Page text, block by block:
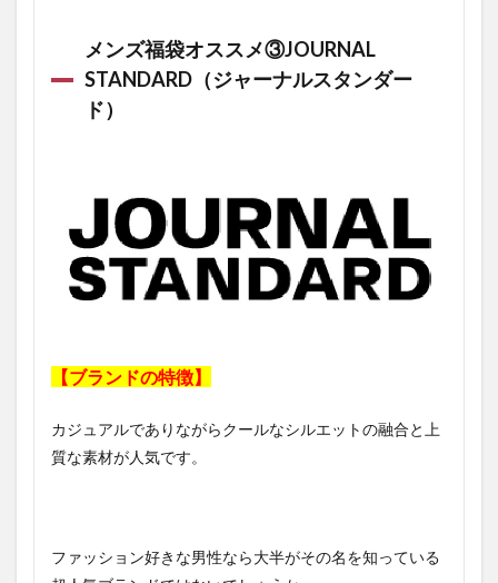
メンズ福袋オススメ③JOURNAL
STANDARD（ジャーナルスタンダー
ド）
【ブランドの特徴】
カジュアルでありながらクールなシルエットの融合と上
質な素材が人気です。
ファッション好きな男性なら大半がその名を知っている